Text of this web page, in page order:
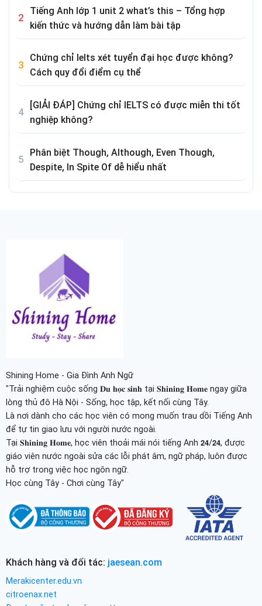
Tiếng Anh lớp 1 unit 2 what’s this – Tổng hợp
kiến thức và hướng dẫn làm bài tập
Chứng chỉ Ielts xét tuyển đại học được không?
Cách quy đổi điểm cụ thể
[GIẢI ĐÁP] Chứng chỉ IELTS có được miễn thi tốt
nghiệp không?
Phân biệt Though, Although, Even Though,
Despite, In Spite Of dễ hiểu nhất
Shining Home - Gia Đình Anh Ngữ
"Trải nghiệm cuộc sống 𝐃𝐮 𝐡𝐨̣𝐜 𝐬𝐢𝐧𝐡 tại 𝐒𝐡𝐢𝐧𝐢𝐧𝐠 𝐇𝐨𝐦𝐞 ngay giữa
lòng thủ đô Hà Nội - Sống, học tập, kết nối cùng Tây.
Là nơi dành cho các học viên có mong muốn trau dồi Tiếng Anh
để tự tin giao lưu với người nước ngoài.
Tại 𝐒𝐡𝐢𝐧𝐢𝐧𝐠 𝐇𝐨𝐦𝐞, học viên thoải mái nói tiếng Anh 𝟮𝟰/𝟮𝟰, được
giáo viên nước ngoài sửa các lỗi phát âm, ngữ pháp, luôn được
hỗ trợ trong việc học ngôn ngữ.
Học cùng Tây - Chơi cùng Tây"
Khách hàng và đối tác: jaesean.com
Merakicenter.edu.vn
citroenax.net